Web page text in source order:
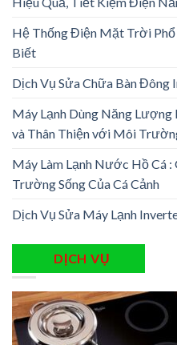
Hệ Thống Điện Mặt Trời
Biết
Dịch Vụ Sửa Chữa Bàn Đông
Máy Lạnh Dùng Năng
và Thân Thiện với Môi
Máy Làm Lạnh Nước Hồ Cá
Trường Sống Của Cá Cảnh
Dịch Vụ Sửa Máy Lạnh
DỊCH VỤ